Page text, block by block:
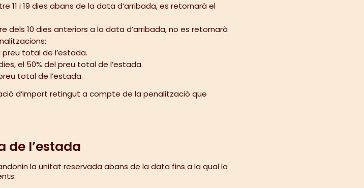
11 i 19 dies abans de la data d’arribada, es retornarà el
dels 10 dies anteriors a la data d’arribada, no es retornarà
preu total de l’estada.
el 50% del preu total de l’estada.
total de l’estada.
d’import retingut a compte de la penalització que
de l’estada
la unitat reservada abans de la data fins a la qual la